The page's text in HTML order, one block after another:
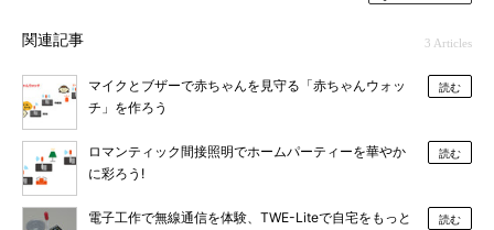
関連記事 3 Articles
マイクとブザーで赤ちゃんを見守る「赤ちゃんウォッ
チ」を作ろう
読む
ロマンティック間接照明でホームパーティーを華やか
に彩ろう!
読む
電子工作で無線通信を体験、TWE-Liteで自宅をもっと
読む